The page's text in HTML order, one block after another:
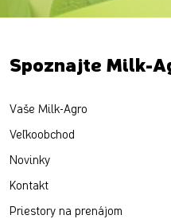
Spoznajte Milk-
Vaše Milk-Agro
Veľkoobchod
Novinky
Kontakt
Priestory na prenájom